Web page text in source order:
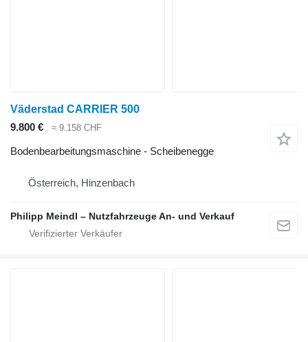
Väderstad CARRIER 500
9.800 €
≈ 9.158 CHF
Bodenbearbeitungsmaschine - Scheibenegge
Österreich, Hinzenbach
Philipp Meindl – Nutzfahrzeuge An- und Verkauf